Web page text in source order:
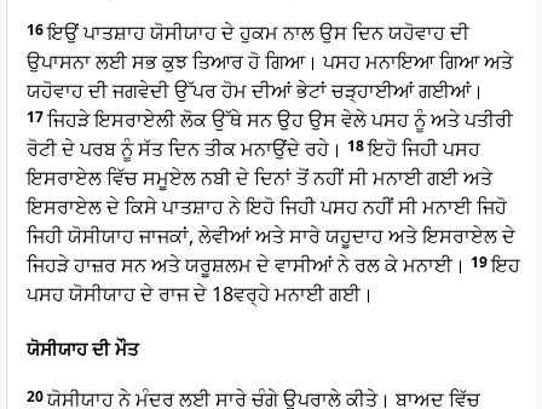
16ਇਉਂ ਪਾਤਸ਼ਾਹ ਯੋਸੀਯਾਹ ਦੇ ਹੁਕਮ ਨਾਲ ਉਸ ਦਿਨ ਯਹੋਵਾਹ ਦੀ
ਉਪਾਸਨਾ ਲਈ ਸਭ ਕੁਝ ਤਿਆਰ ਹੋ ਗਿਆ। ਪਸਹ ਮਨਾਇਆ ਗਿਆ ਅਤੇ
ਯਹੋਵਾਹ ਦੀ ਜਗਵੇਦੀ ਉੱਪਰ ਹੋਮ ਦੀਆਂ ਭੇਟਾਂ ਚੜ੍ਹਾਈਆਂ ਗਈਆਂ।
17ਜਿਹੜੇ ਇਸਰਾਏਲੀ ਲੋਕ ਉੱਥੇ ਸਨ ਉਹ ਉਸ ਵੇਲੇ ਪਸਹ ਨੂੰ ਅਤੇ ਪਤੀਰੀ
ਰੋਟੀ ਦੇ ਪਰਬ ਨੂੰ ਸੱਤ ਦਿਨ ਤੀਕ ਮਨਾਉਂਦੇ ਰਹੇ। 18ਇਹੋ ਜਿਹੀ ਪਸਹ
ਇਸਰਾਏਲ ਵਿੱਚ ਸਮੂਏਲ ਨਬੀ ਦੇ ਦਿਨਾਂ ਤੋਂ ਨਹੀਂ ਸੀ ਮਨਾਈ ਗਈ ਅਤੇ
ਇਸਰਾਏਲ ਦੇ ਕਿਸੇ ਪਾਤਸ਼ਾਹ ਨੇ ਇਹੋ ਜਿਹੀ ਪਸਹ ਨਹੀਂ ਸੀ ਮਨਾਈ ਜਿਹੋ
ਜਿਹੀ ਯੋਸੀਯਾਹ ਜਾਜਕਾਂ, ਲੇਵੀਆਂ ਅਤੇ ਸਾਰੇ ਯਹੂਦਾਹ ਅਤੇ ਇਸਰਾਏਲ ਦੇ
ਜਿਹੜੇ ਹਾਜ਼ਰ ਸਨ ਅਤੇ ਯਰੂਸ਼ਲਮ ਦੇ ਵਾਸੀਆਂ ਨੇ ਰਲ ਕੇ ਮਨਾਈ। 19ਇਹ
ਪਸਹ ਯੋਸੀਯਾਹ ਦੇ ਰਾਜ ਦੇ 18ਵਰ੍ਹੇ ਮਨਾਈ ਗਈ।
ਯੋਸੀਯਾਹ ਦੀ ਮੌਤ
20ਯੋਸੀਯਾਹ ਨੇ ਮੰਦਰ ਲਈ ਸਾਰੇ ਚੰਗੇ ਉਪਰਾਲੇ ਕੀਤੇ। ਬਾਅਦ ਵਿੱਚ